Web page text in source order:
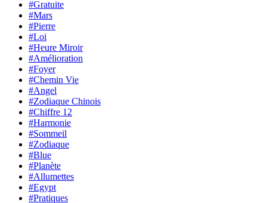
#Gratuite
#Mars
#Pierre
#Loi
#Heure Miroir
#Amélioration
#Foyer
#Chemin Vie
#Angel
#Zodiaque Chinois
#Chiffre 12
#Harmonie
#Sommeil
#Zodiaque
#Blue
#Planète
#Allumettes
#Egypt
#Pratiques